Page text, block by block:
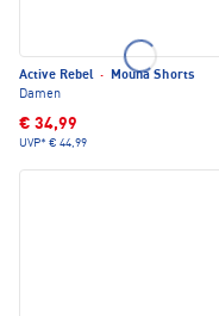
Active Rebel ·
Mouna Shorts
Damen
€ 34,99
UVP* € 44,99